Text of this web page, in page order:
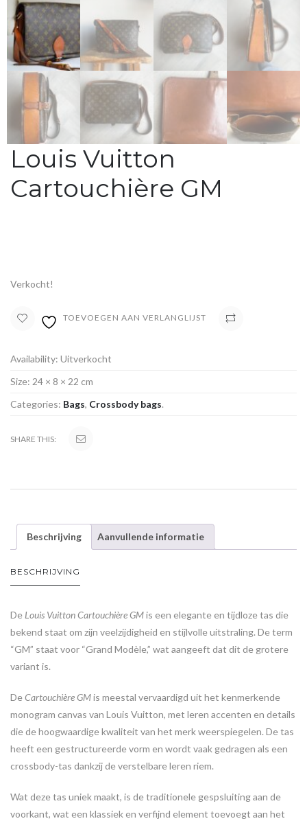
Louis Vuitton
Cartouchière GM
Verkocht!
TOEVOEGEN AAN VERLANGLIJST
Availability: Uitverkocht
Size: 24 × 8 × 22 cm
Categories: Bags, Crossbody bags.
SHARE THIS:
Beschrijving Aanvullende informatie
BESCHRIJVING
De Louis Vuitton Cartouchière GMis een elegante en tijdloze tas die
bekend staat om zijn veelzijdigheid en stijlvolle uitstraling. De term
“GM” staat voor “Grand Modèle,” wat aangeeft dat dit de grotere
variant is.
DeCartouchière GMis meestal vervaardigd uit het kenmerkende
monogram canvas van Louis Vuitton, met leren accenten en details
die de hoogwaardige kwaliteit van het merk weerspiegelen. De tas
heeft een gestructureerde vorm en wordt vaak gedragen als een
crossbody-tas dankzij de verstelbare leren riem.
Wat deze tas uniek maakt, is de traditionele gespsluiting aan de
voorkant, wat een klassiek en verfijnd element toevoegt aan het